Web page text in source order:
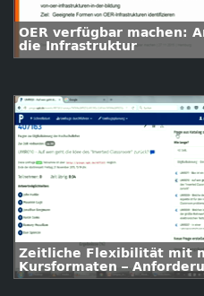
OER verfügbar machen:
die Infrastruktur
Zeitliche Flexibilität mit
Kursformaten –
Lernräume der Zukunft